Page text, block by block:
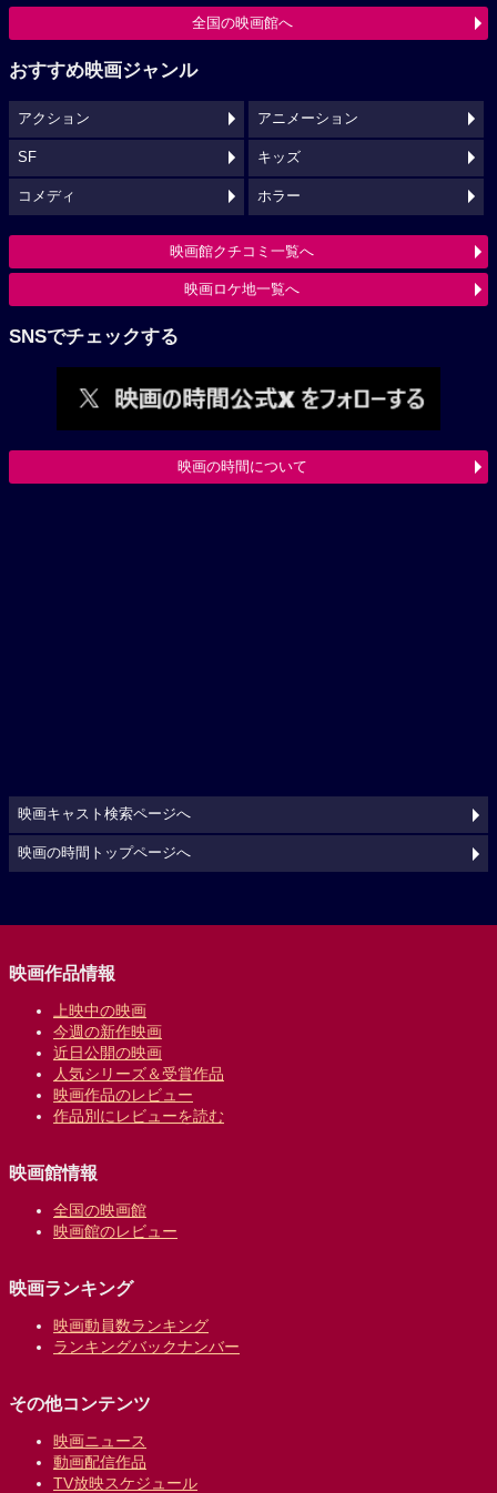
全国の映画館へ
おすすめ映画ジャンル
アクション アニメーション
SF キッズ
コメディ ホラー
映画館クチコミ一覧へ
映画ロケ地一覧へ
SNSでチェックする
映画の時間について
映画キャスト検索ページへ
映画の時間トップページへ
映画作品情報
上映中の映画
今週の新作映画
近日公開の映画
人気シリーズ＆受賞作品
映画作品のレビュー
作品別にレビューを読む
映画館情報
全国の映画館
映画館のレビュー
映画ランキング
映画動員数ランキング
ランキングバックナンバー
その他コンテンツ
映画ニュース
動画配信作品
TV放映スケジュール